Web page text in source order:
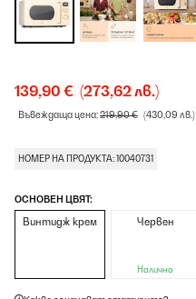
139,90 € (273,62 лв.)
Въвеждаща цена:219,90 € (430,09 лв.)
НОМЕР НА ПРОДУКТА: 10040731
ОСНОВЕН ЦВЯТ:
Винтидж крем Червен
Налично